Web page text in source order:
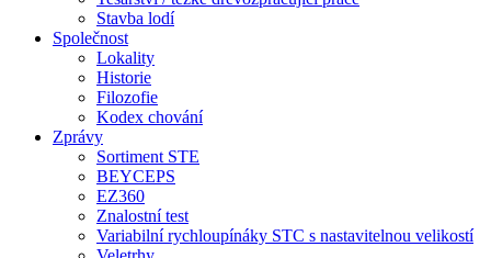
Stavba lodí
Společnost
Lokality
Historie
Filozofie
Kodex chování
Zprávy
Sortiment STE
BEYCEPS
EZ360
Znalostní test
Variabilní rychloupínáky STC s nastavitelnou velikostí